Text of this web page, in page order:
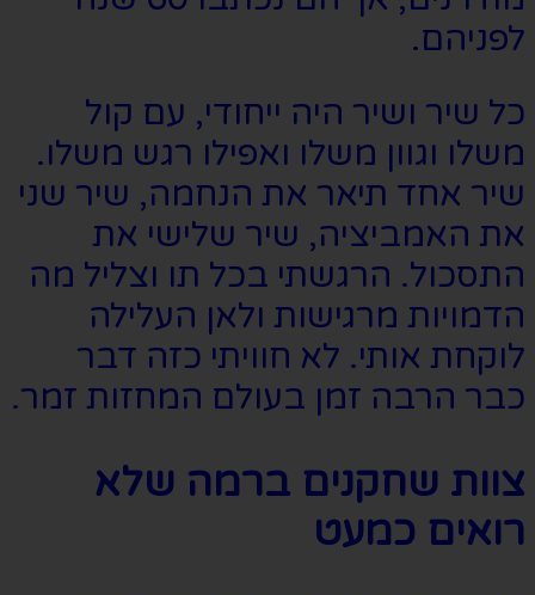
לפניהם.
כל שיר ושיר היה ייחודי, עם קול
משלו וגוון משלו ואפילו רגש משלו.
שיר אחד תיאר את הנחמה, שיר שני
את האמביציה, שיר שלישי את
התסכול. הרגשתי בכל תו וצליל מה
הדמויות מרגישות ולאן העלילה
לוקחת אותי. לא חוויתי כזה דבר
כבר הרבה זמן בעולם המחזות זמר.
צוות שחקנים ברמה שלא
רואים כמעט